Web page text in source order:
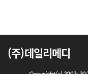
(주)데일리메디